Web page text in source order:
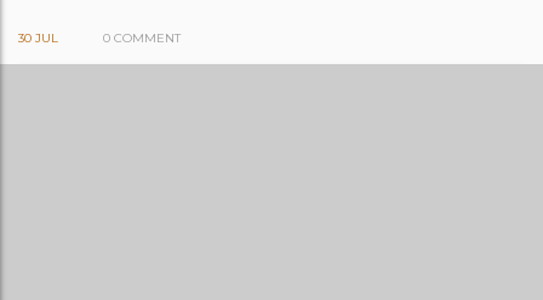
30 JUL 0 COMMENT